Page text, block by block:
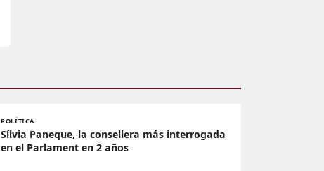
POLÍTICA
Sílvia Paneque, la consellera más interrogada
en el Parlament en 2 años